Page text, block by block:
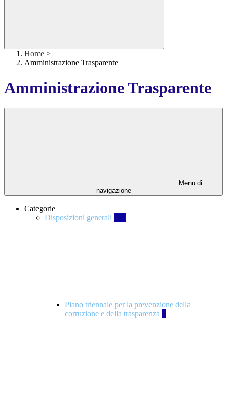
Home >
Amministrazione Trasparente
Amministrazione Trasparente
Menu di
navigazione
Categorie
Disposizioni generali 140
Piano triennale per la prevenzione della
corruzione e della trasparenza 4